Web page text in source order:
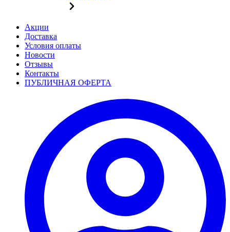
Акции
Доставка
Условия оплаты
Новости
Отзывы
Контакты
ПУБЛИЧНАЯ ОФЕРТА